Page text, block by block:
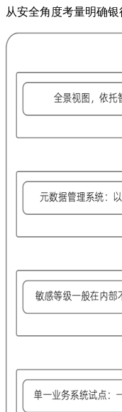
从安全角度考量明确